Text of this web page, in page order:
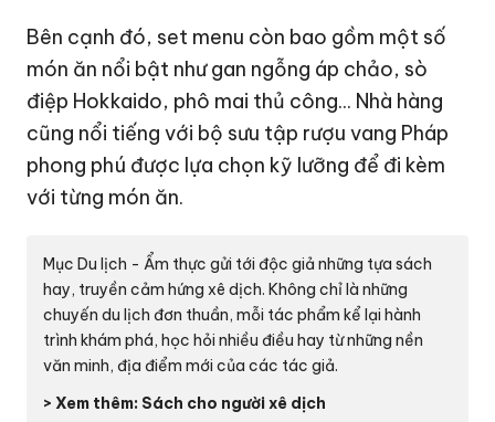
Bên cạnh đó, set menu còn bao gồm một số
món ăn nổi bật như gan ngỗng áp chảo, sò
điệp Hokkaido, phô mai thủ công... Nhà hàng
cũng nổi tiếng với bộ sưu tập rượu vang Pháp
phong phú được lựa chọn kỹ lưỡng để đi kèm
với từng món ăn.
Mục Du lịch - Ẩm thực gửi tới độc giả những tựa sách
hay, truyền cảm hứng xê dịch. Không chỉ là những
chuyến du lịch đơn thuần, mỗi tác phẩm kể lại hành
trình khám phá, học hỏi nhiều điều hay từ những nền
văn minh, địa điểm mới của các tác giả.
> Xem thêm: Sách cho người xê dịch